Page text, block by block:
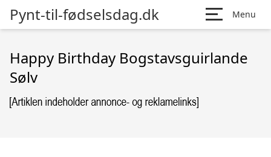
Pynt-til-fødselsdag.dk Menu
Happy Birthday Bogstavsguirlande
Sølv